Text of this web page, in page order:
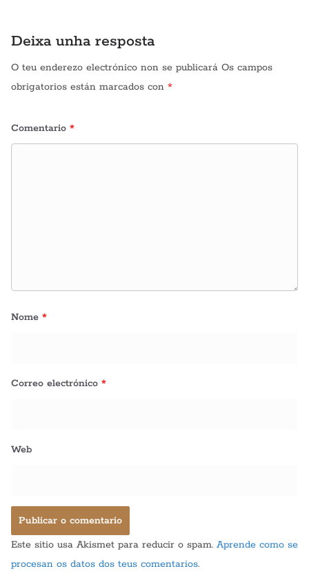
Deixa unha resposta
O teu enderezo electrónico non se publicará Os campos
obrigatorios están marcados con *
Comentario *
Nome *
Correo electrónico *
Web
Este sitio usa Akismet para reducir o spam. Aprende como se
procesan os datos dos teus comentarios.